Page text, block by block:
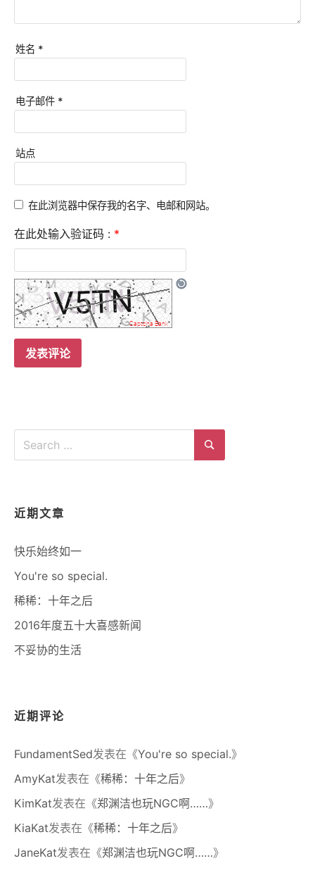
姓名 *
电子邮件 *
站点
在此浏览器中保存我的名字、电邮和网站。
在此处输入验证码 : *
Search
Search
近期文章
快乐始终如一
You're so special.
稀稀：十年之后
2016年度五十大喜感新闻
不妥协的生活
近期评论
FundamentSed发表在《You're so special.》
AmyKat发表在《稀稀：十年之后》
KimKat发表在《郑渊洁也玩NGC啊……》
KiaKat发表在《稀稀：十年之后》
JaneKat发表在《郑渊洁也玩NGC啊……》